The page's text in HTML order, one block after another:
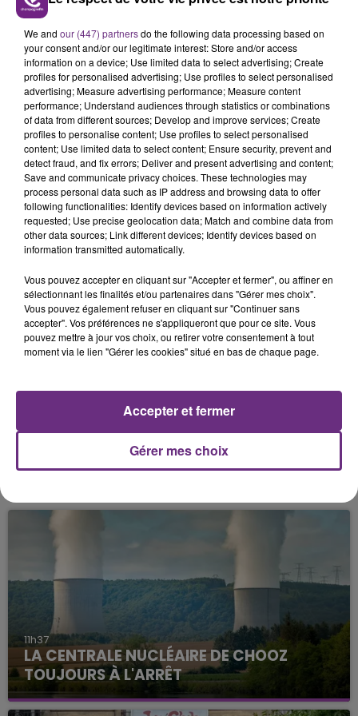
11h37
LA CENTRALE NUCLÉAIRE DE CHOOZ
TOUJOURS À L'ARRÊT
Cela fait déjà une semaine que la centrale
We and our (447) partnersdo the following data processing based on
your consent and/or our legitimate interest: Store and/or access
information on a device; Use limited data to select advertising; Create
profiles for personalised advertising; Use profiles to select personalised
advertising; Measure advertising performance; Measure content
performance; Understand audiences through statistics or combinations
of data from different sources; Develop and improve services; Create
profiles to personalise content; Use profiles to select personalised
content; Use limited data to select content; Ensure security, prevent and
detect fraud, and fix errors; Deliver and present advertising and content;
Save and communicate privacy choices. These technologies may
process personal data such as IP address and browsing data to offer
following functionalities: Identify devices based on information actively
requested; Use precise geolocation data; Match and combine data from
other data sources; Link different devices; Identify devices based on
information transmitted automatically.
Vous pouvez accepter en cliquant sur "Accepter et fermer", ou affiner en
sélectionnant les finalités et/ou partenaires dans "Gérer mes choix".
Vous pouvez également refuser en cliquant sur "Continuer sans
accepter". Vos préférences ne s'appliqueront que pour ce site. Vous
pouvez mettre à jour vos choix, ou retirer votre consentement à tout
moment via le lien "Gérer les cookies" situé en bas de chaque page.
Gérer mes choix
Accepter et fermer